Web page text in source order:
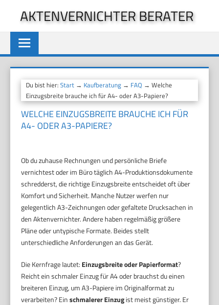
springen
AKTENVERNICHTER BERATER
Du bist hier:Start → Kaufberatung → FAQ → Welche
Einzugsbreite brauche ich für A4- oder A3-Papiere?
WELCHE EINZUGSBREITE BRAUCHE ICH FÜR
A4- ODER A3-PAPIERE?
Ob du zuhause Rechnungen und persönliche Briefe
vernichtest oder im Büro täglich A4-Produktionsdokumente
schredderst, die richtige Einzugsbreite entscheidet oft über
Komfort und Sicherheit. Manche Nutzer werfen nur
gelegentlich A3-Zeichnungen oder gefaltete Drucksachen in
den Aktenvernichter. Andere haben regelmäßig größere
Pläne oder untypische Formate. Beides stellt
unterschiedliche Anforderungen an das Gerät.
Die Kernfrage lautet: Einzugsbreite oder Papierformat?
Reicht ein schmaler Einzug für A4 oder brauchst du einen
breiteren Einzug, um A3-Papiere im Originalformat zu
verarbeiten? Einschmalerer Einzugist meist günstiger. Er